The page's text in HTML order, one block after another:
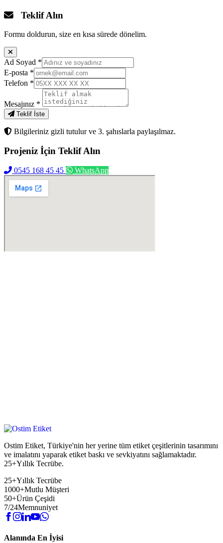
Teklif Alın
Formu doldurun, size en kısa sürede dönelim.
Ad Soyad *
E-posta *
Telefon *
Mesajınız *
Teklif İste
Bilgileriniz gizli tutulur ve 3. şahıslarla paylaşılmaz.
Projeniz İçin Teklif Alın
0545 168 45 45 WhatsApp
Ostim Etiket, Türkiye'nin her yerine tüm etiket çeşitlerinin tasarımını
ve imalatını yaparak etiket baskı ve sevkiyatını sağlamaktadır.
25+Yıllık Tecrübe.
25+Yıllık Tecrübe
1000+Mutlu Müşteri
50+Ürün Çeşidi
7/24Memnuniyet
Alanında En İyisi